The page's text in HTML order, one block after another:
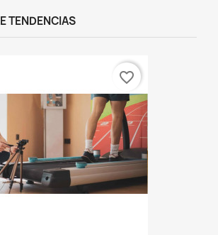
TENDENCIAS
favorite_border